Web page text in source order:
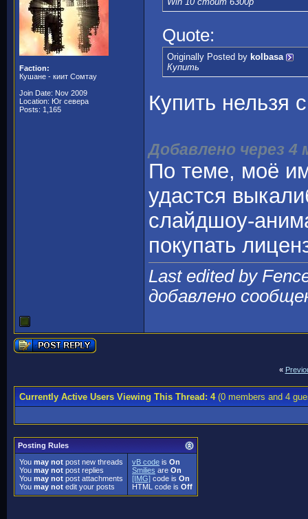
Faction:
Кушане - киит Сомтау
Join Date: Nov 2009
Location: Юг севера
Posts: 1,165
Quote:
Originally Posted by kolbasa
Купить
Купить нельзя
Добавлено через
По теме, моё
удастся
слайдшоу-
покупать
Last edited by
добавлено
«
Currently Active Users Viewing This Thread: 4(0 members and 4
Posting Rules
You may not post new threads
You may not post replies
You may not post attachments
You may not edit your posts
vB code is On
Smilies are On
[IMG] code is On
HTML code is Off